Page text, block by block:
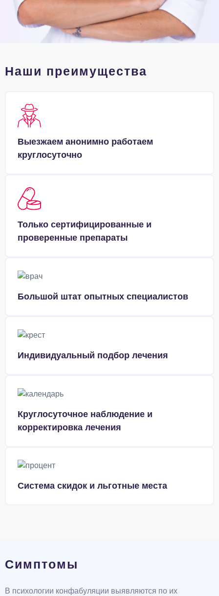
Наши преимущества
Выезжаем анонимно работаем
круглосуточно
Только сертифицированные и
проверенные препараты
Большой штат опытных специалистов
Индивидуальный подбор лечения
Круглосуточное наблюдение и
корректировка лечения
Система скидок и льготные места
Симптомы
В психологии конфабуляции выявляются по их